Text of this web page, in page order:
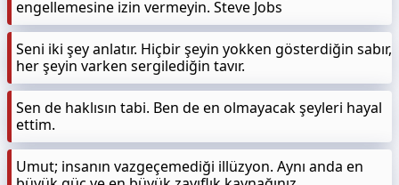
engellemesine izin vermeyin. Steve Jobs
Seni iki şey anlatır. Hiçbir şeyin yokken gösterdiğin sabır,
her şeyin varken sergilediğin tavır.
Sen de haklısın tabi. Ben de en olmayacak şeyleri hayal
ettim.
Umut; insanın vazgeçemediği illüzyon. Aynı anda en